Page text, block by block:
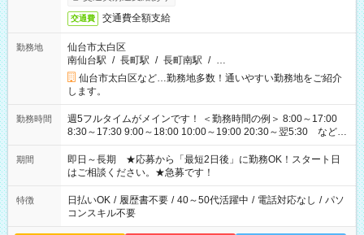
交通費 交通費全額支給
勤務地
仙台市太白区
南仙台駅 / 長町駅 / 長町南駅 / …
仙台市太白区など…勤務地多数！通いやすい勤務地をご紹介
します。
勤務時間
週5フルタイムがメインです！ ＜勤務時間の例＞ 8:00～17:00
8:30～17:30 9:00～18:00 10:00～19:00 20:30～翌5:30 など ★
その他にも勤務時間多数！ 日勤のみ、残業なし、交替制など
ご希望を教えてください！
期間
即日～長期 ★応募から「最短2日後」に勤務OK！スタート日
はご相談ください。★急募です！
特徴 日払いOK / 履歴書不要 / 40～50代活躍中 / 電話対応なし / パソ
コンスキル不要